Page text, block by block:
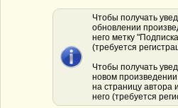
Чтобы получать
обновлении
него метку
(требуется
Чтобы получать
новом
на страницу автора
него (требуется